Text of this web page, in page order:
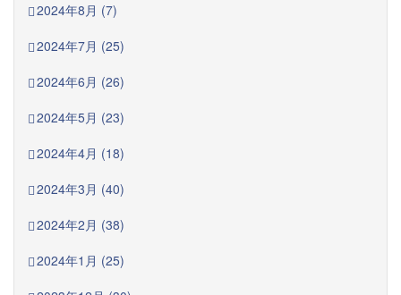
2024年8月 (7)
2024年7月 (25)
2024年6月 (26)
2024年5月 (23)
2024年4月 (18)
2024年3月 (40)
2024年2月 (38)
2024年1月 (25)